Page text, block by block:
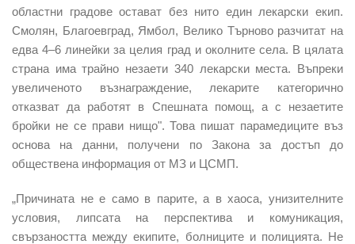
областни градове остават без нито един лекарски екип.
Смолян, Благоевград, Ямбол, Велико Търново разчитат на
едва 4–6 линейки за целия град и околните села. В цялата
страна има трайно незаети 340 лекарски места. Въпреки
увеличеното възнаграждение, лекарите категорично
отказват да работят в Спешната помощ, а с незаетите
бройки не се прави нищо". Това пишат парамедиците въз
основа на данни, получени по Закона за достъп до
обществена информация от МЗ и ЦСМП.
„Причината не е само в парите, а в хаоса, унизителните
условия, липсата на перспектива и комуникация,
свързаността между екипите, болниците и полицията. Не